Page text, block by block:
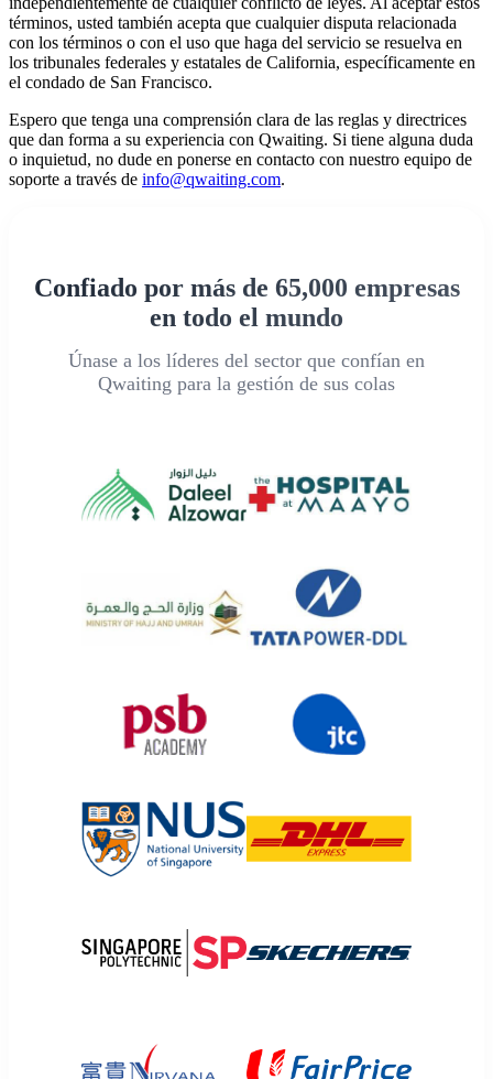
términos, usted también acepta que cualquier disputa relacionada
con los términos o con el uso que haga del servicio se resuelva en
los tribunales federales y estatales de California, específicamente en
el condado de San Francisco.
Espero que tenga una comprensión clara de las reglas y directrices
que dan forma a su experiencia con Qwaiting. Si tiene alguna duda
o inquietud, no dude en ponerse en contacto con nuestro equipo de
soporte a través de info@qwaiting.com.
Confiado por más de 65,000 empresas
en todo el mundo
Únase a los líderes del sector que confían en
Qwaiting para la gestión de sus colas